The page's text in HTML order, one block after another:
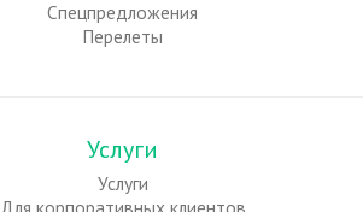
Спецпредложения
Перелеты
Услуги
Услуги
Для корпоративных клиентов